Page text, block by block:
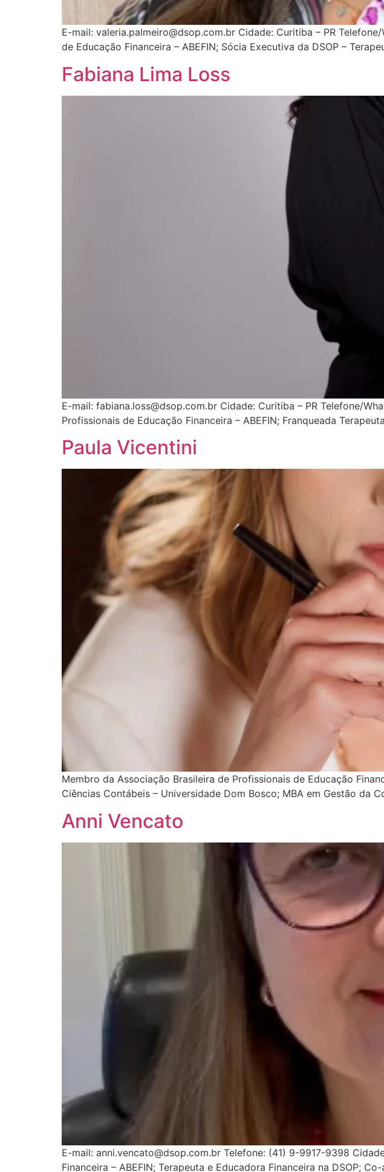
E-mail: valeria.palmeiro@dsop.com.br Cidade: Curitiba – PR
de Educação Financeira – ABEFIN; Sócia Executiva da DSOP –
Fabiana Lima Loss
E-mail: fabiana.loss@dsop.com.br Cidade: Curitiba – PR Telefone/
Profissionais de Educação Financeira – ABEFIN; Franqueada
Paula Vicentini
Membro da Associação Brasileira de Profissionais de Educação
Ciências Contábeis – Universidade Dom Bosco; MBA em Gestão da
Anni Vencato
E-mail: anni.vencato@dsop.com.br Telefone: (41) 9-9917-9398
Financeira – ABEFIN; Terapeuta e Educadora Financeira na DSOP;